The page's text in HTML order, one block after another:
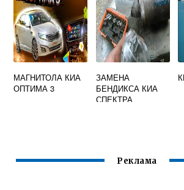
МАГНИТОЛА КИА
ОПТИМА 3
ЗАМЕНА
БЕНДИКСА КИА
СПЕКТРА
Реклама